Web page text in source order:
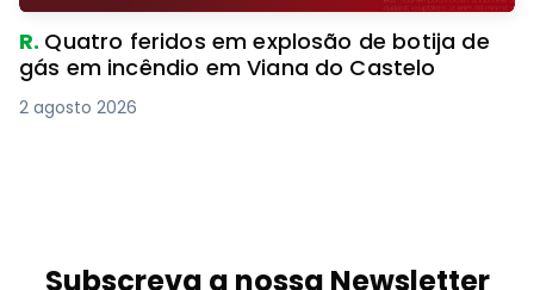
R. Quatro feridos em explosão de botija de
gás em incêndio em Viana do Castelo
2 agosto 2026
Subscreva a nossa Newsletter